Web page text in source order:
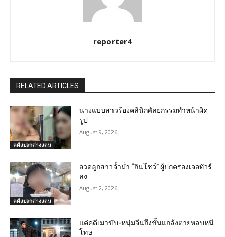
reporter4
RELATED ARTICLES
คดีแปลกต่างแดน
นางแบบสาวร้องคลินิกศัลยกรรมทำหน้าผิด
รูป
August 9, 2026
คดีแปลกต่างแดน
อวดลูกสาวจ้ำม่ำ “กินโชว์” ผู้ปกครองเจอทัวร์
ลง
August 2, 2026
แค่คดีเมาขับ-หนุ่มจีนถึงขั้นแกล้งตายหลบหนี
โทษ